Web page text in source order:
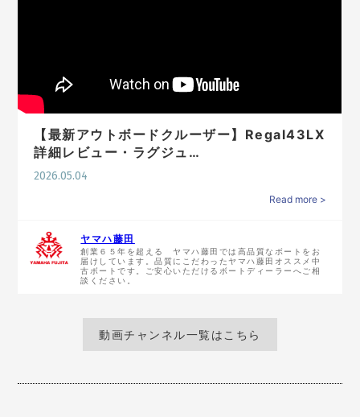
【最新アウトボードクルーザー】Regal43LX
詳細レビュー・ラグジュ…
2026.05.04
Read more >
ヤマハ藤田
創業６５年を超える ヤマハ藤田では高品質なボートをお
届けしています。品質にこだわったヤマハ藤田オススメ中
古ボートです。ご安心いただけるボートディーラーへご相
談ください。
動画チャンネル一覧はこちら